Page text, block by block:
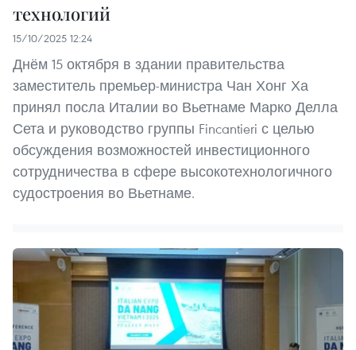
технологий
15/10/2025 12:24
Днём 15 октября в здании правительства
заместитель премьер-министра Чан Хонг Ха
принял посла Италии во Вьетнаме Марко Делла
Сета и руководство группы Fincantieri с целью
обсуждения возможностей инвестиционного
сотрудничества в сфере высокотехнологичного
судостроения во Вьетнаме.